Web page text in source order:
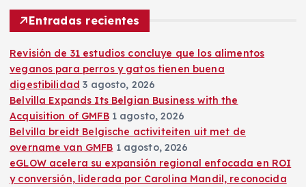
:
Entradas recientes
Revisión de 31 estudios concluye que los alimentos
veganos para perros y gatos tienen buena
digestibilidad 3 agosto, 2026
Belvilla Expands Its Belgian Business with the
Acquisition of GMFB 1 agosto, 2026
Belvilla breidt Belgische activiteiten uit met de
overname van GMFB 1 agosto, 2026
eGLOW acelera su expansión regional enfocada en ROI
y conversión, liderada por Carolina Mandil, reconocida